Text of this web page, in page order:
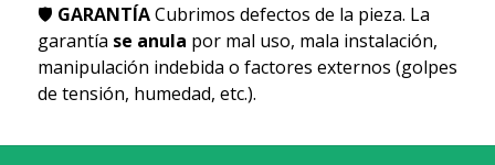
🛡 GARANTÍACubrimos defectos de la pieza. La
garantía se anula por mal uso, mala instalación,
manipulación indebida o factores externos (golpes
de tensión, humedad, etc.).